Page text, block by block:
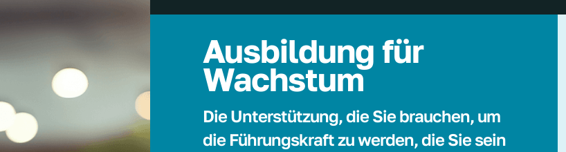
Ausbildung für
Wachstum
Die Unterstützung, die Sie brauchen, um
die Führungskraft zu werden, die Sie sein